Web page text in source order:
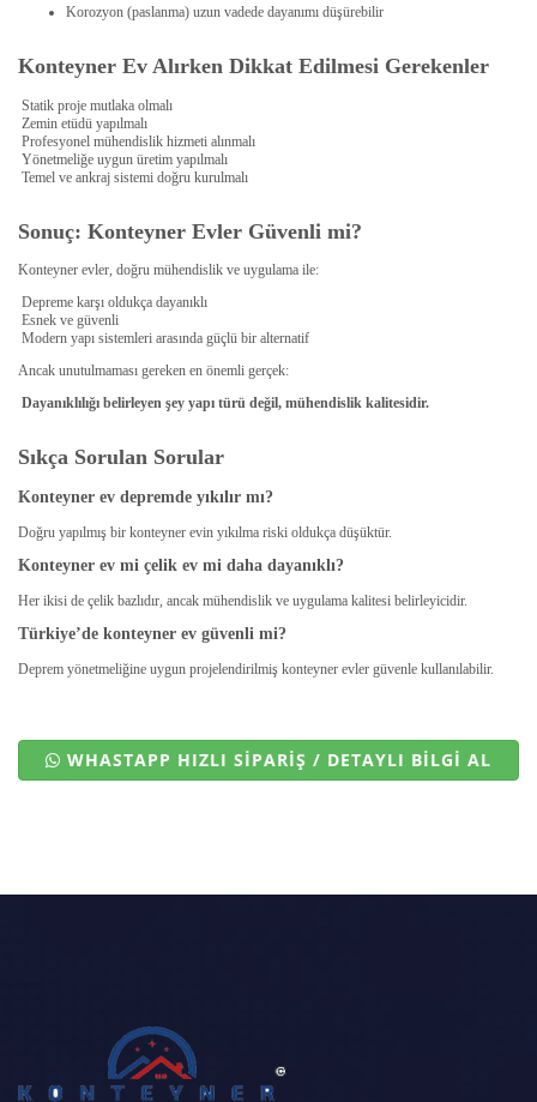
Korozyon (paslanma) uzun vadede dayanımı düşürebilir
Konteyner Ev Alırken Dikkat Edilmesi Gerekenler
Statik proje mutlaka olmalı
Zemin etüdü yapılmalı
Profesyonel mühendislik hizmeti alınmalı
Yönetmeliğe uygun üretim yapılmalı
Temel ve ankraj sistemi doğru kurulmalı
Sonuç: Konteyner Evler Güvenli mi?
Konteyner evler, doğru mühendislik ve uygulama ile:
Depreme karşı oldukça dayanıklı
Esnek ve güvenli
Modern yapı sistemleri arasında güçlü bir alternatif
Ancak unutulmaması gereken en önemli gerçek:
Dayanıklılığı belirleyen şey yapı türü değil, mühendislik kalitesidir.
Sıkça Sorulan Sorular
Konteyner ev depremde yıkılır mı?
Doğru yapılmış bir konteyner evin yıkılma riski oldukça düşüktür.
Konteyner ev mi çelik ev mi daha dayanıklı?
Her ikisi de çelik bazlıdır, ancak mühendislik ve uygulama kalitesi belirleyicidir.
Türkiye’de konteyner ev güvenli mi?
Deprem yönetmeliğine uygun projelendirilmiş konteyner evler güvenle kullanılabilir.
WHASTAPP HIZLI SİPARİŞ / DETAYLI BİLGİ AL